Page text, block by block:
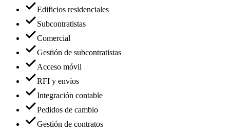
Edificios residenciales
Subcontratistas
Comercial
Gestión de subcontratistas
Acceso móvil
RFI y envíos
Integración contable
Pedidos de cambio
Gestión de contratos